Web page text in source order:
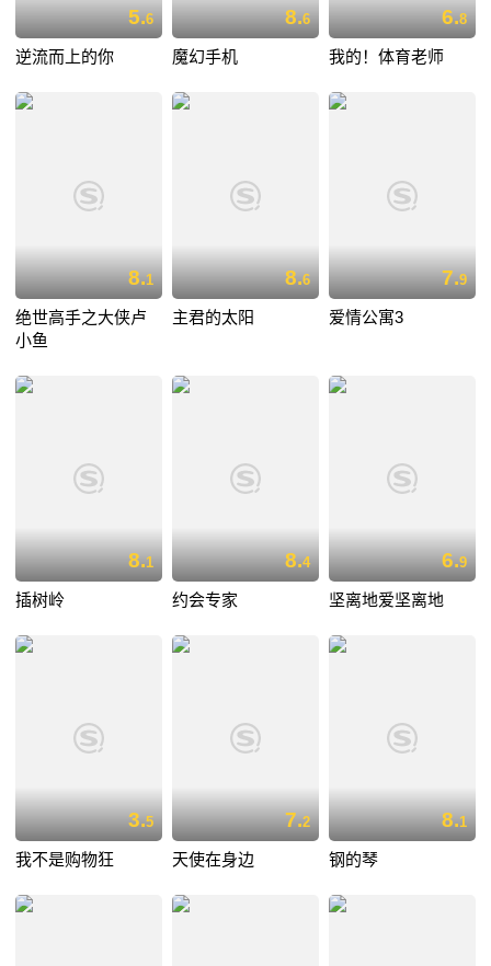
5.6
逆流而上的你
8.6
魔幻手机
6.8
我的！体育老师
8.1
绝世高手之大侠卢
小鱼
8.6
主君的太阳
7.9
爱情公寓3
8.1
插树岭
8.4
约会专家
6.9
坚离地爱坚离地
3.5
我不是购物狂
7.2
天使在身边
8.1
钢的琴